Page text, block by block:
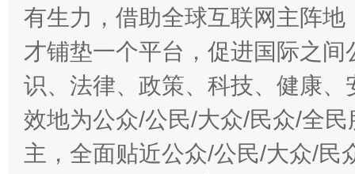
有生力，借助全球互联网主阵
才铺垫一个平台，促进国际之
识、法律、政策、科技、健康
效地为公众/公民/大众/民众/全
主，全面贴近公众/公民/大众/民